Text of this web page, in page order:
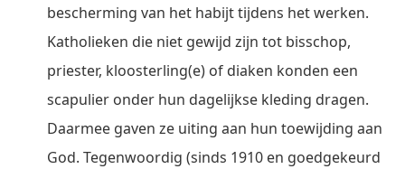
bescherming van het habijt tijdens het werken.
Katholieken die niet gewijd zijn tot bisschop,
priester, kloosterling(e) of diaken konden een
scapulier onder hun dagelijkse kleding dragen.
Daarmee gaven ze uiting aan hun toewijding aan
God. Tegenwoordig (sinds 1910 en goedgekeurd